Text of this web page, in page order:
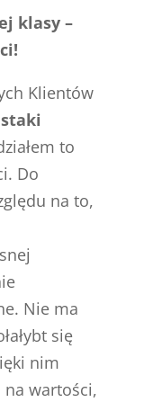
klasy –
Klientów
to
Do
na to,
Nie ma
się
nim
na wartości,